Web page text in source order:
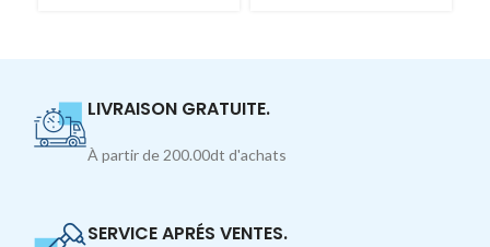
LIVRAISON GRATUITE.
À partir de 200.00dt d'achats
SERVICE APRÉS VENTES.